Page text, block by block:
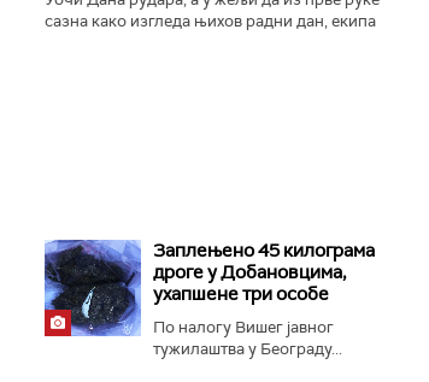
сазна како изгледа њихов радни дан, екипа
Заплењено 45 килограма
дроге у Добановцима,
ухапшене три особе
По налогу Вишег јавног
тужилаштва у Београду...